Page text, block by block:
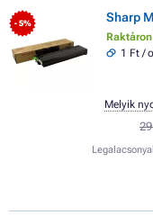
- 5% Sharp
1 Ft /
Melyik